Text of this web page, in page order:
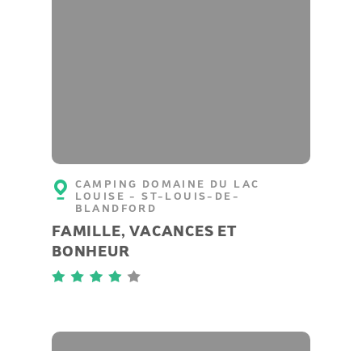
CAMPING DOMAINE DU LAC
LOUISE - ST-LOUIS-DE-
BLANDFORD
FAMILLE, VACANCES ET
BONHEUR